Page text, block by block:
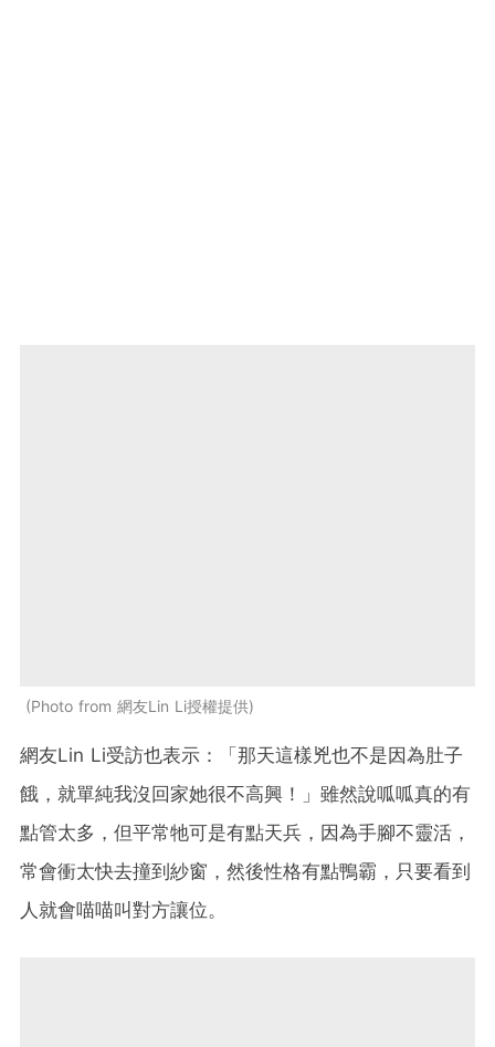
Photo from 網友Lin Li授權提供
網友Lin Li受訪也表示：「那天這樣兇也不是因為肚子
餓，就單純我沒回家她很不高興！」雖然說呱呱真的有
點管太多，但平常牠可是有點天兵，因為手腳不靈活，
常會衝太快去撞到紗窗，然後性格有點鴨霸，只要看到
人就會喵喵叫對方讓位。